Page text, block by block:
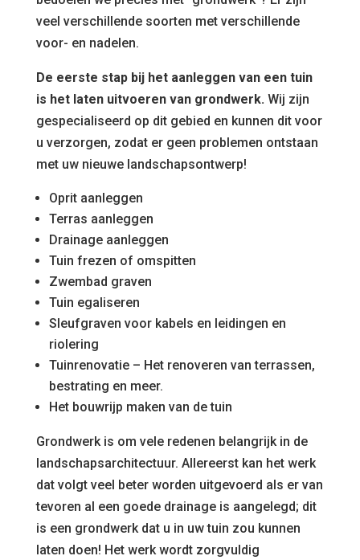
veel verschillende soorten met verschillende
voor- en nadelen.
De eerste stap bij het aanleggen van een tuin
is het laten uitvoeren van grondwerk.Wij zijn
gespecialiseerd op dit gebied en kunnen dit voor
u verzorgen, zodat er geen problemen ontstaan
met uw nieuwe landschapsontwerp!
Oprit aanleggen
Terras aanleggen
Drainage aanleggen
Tuin frezen of omspitten
Zwembad graven
Tuin egaliseren
Sleufgraven voor kabels en leidingen en
riolering
Tuinrenovatie – Het renoveren van terrassen,
bestrating en meer.
Het bouwrijp maken van de tuin
Grondwerk is om vele redenen belangrijk in de
landschapsarchitectuur. Allereerst kan het werk
dat volgt veel beter worden uitgevoerd als er van
tevoren al een goede drainage is aangelegd; dit
is een grondwerk dat u in uw tuin zou kunnen
laten doen! Het werk wordt zorgvuldig